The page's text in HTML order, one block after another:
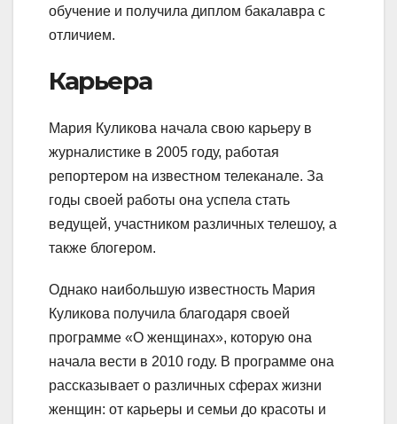
обучение и получила диплом бакалавра с
отличием.
Карьера
Мария Куликова начала свою карьеру в
журналистике в 2005 году, работая
репортером на известном телеканале. За
годы своей работы она успела стать
ведущей, участником различных телешоу, а
также блогером.
Однако наибольшую известность Мария
Куликова получила благодаря своей
программе «О женщинах», которую она
начала вести в 2010 году. В программе она
рассказывает о различных сферах жизни
женщин: от карьеры и семьи до красоты и